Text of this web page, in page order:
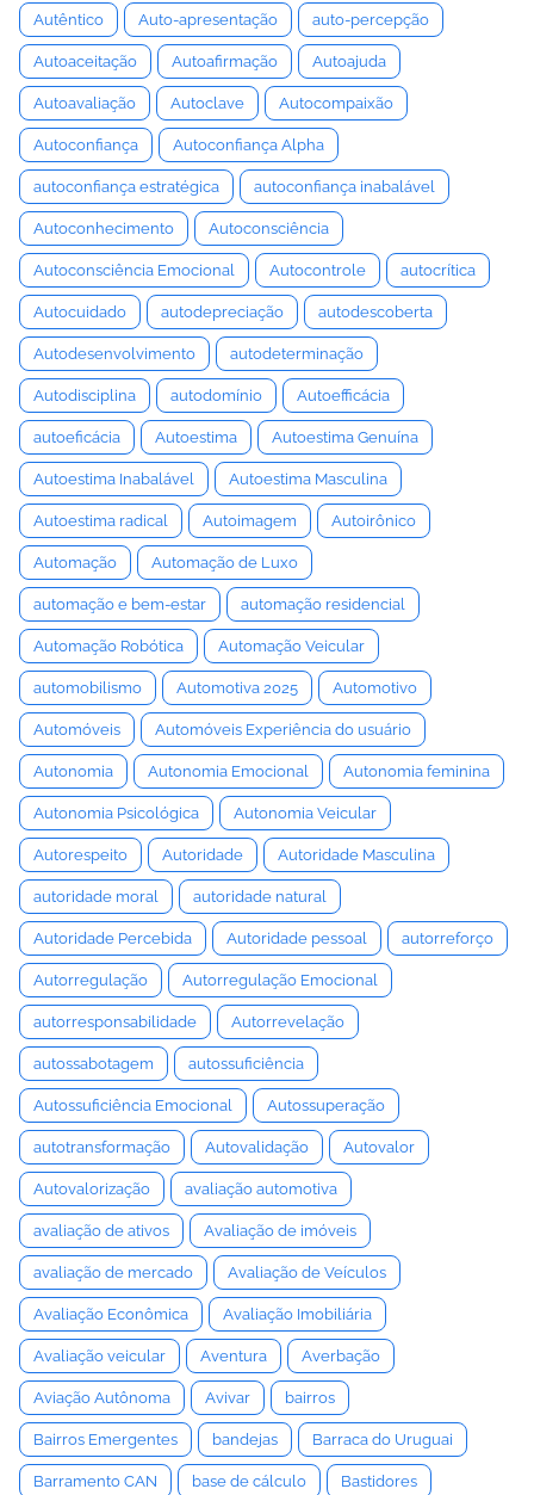
Autêntico Auto-apresentação auto-percepção
Autoaceitação Autoafirmação Autoajuda
Autoavaliação Autoclave Autocompaixão
Autoconfiança Autoconfiança Alpha
autoconfiança estratégica autoconfiança inabalável
Autoconhecimento Autoconsciência
Autoconsciência Emocional Autocontrole autocrítica
Autocuidado autodepreciação autodescoberta
Autodesenvolvimento autodeterminação
Autodisciplina autodomínio Autoefficácia
autoeficácia Autoestima Autoestima Genuína
Autoestima Inabalável Autoestima Masculina
Autoestima radical Autoimagem Autoirônico
Automação Automação de Luxo
automação e bem-estar automação residencial
Automação Robótica Automação Veicular
automobilismo Automotiva 2025 Automotivo
Automóveis Automóveis Experiência do usuário
Autonomia Autonomia Emocional Autonomia feminina
Autonomia Psicológica Autonomia Veicular
Autorespeito Autoridade Autoridade Masculina
autoridade moral autoridade natural
Autoridade Percebida Autoridade pessoal autorreforço
Autorregulação Autorregulação Emocional
autorresponsabilidade Autorrevelação
autossabotagem autossuficiência
Autossuficiência Emocional Autossuperação
autotransformação Autovalidação Autovalor
Autovalorização avaliação automotiva
avaliação de ativos Avaliação de imóveis
avaliação de mercado Avaliação de Veículos
Avaliação Econômica Avaliação Imobiliária
Avaliação veicular Aventura Averbação
Aviação Autônoma Avivar bairros
Bairros Emergentes bandejas Barraca do Uruguai
Barramento CAN base de cálculo Bastidores